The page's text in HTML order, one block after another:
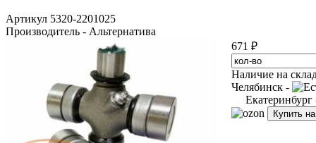
Артикул 5320-2201025
Производитель - Альтернатива
671 ₽
Наличие на
Челябинск -
Купить